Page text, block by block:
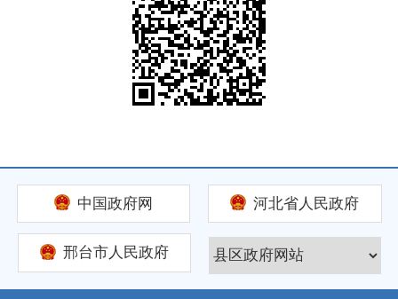
中国政府网 河北省人民政府
邢台市人民政府